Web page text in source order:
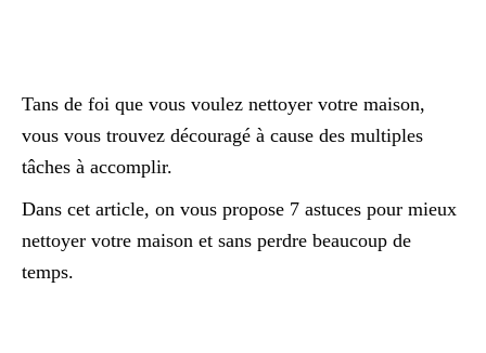
Tans de foi que vous voulez nettoyer votre maison,
vous vous trouvez découragé à cause des multiples
tâches à accomplir.
Dans cet article, on vous propose 7 astuces pour mieux
nettoyer votre maison et sans perdre beaucoup de
temps.